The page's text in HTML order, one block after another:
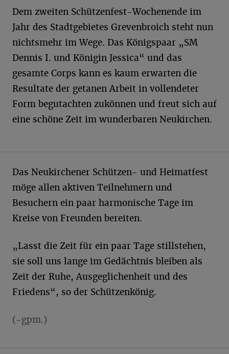
Dem zweiten Schützenfest-Wochenende im
Jahr des Stadtgebietes Grevenbroich steht nun
nichtsmehr im Wege. Das Königspaar „SM
Dennis I. und Königin Jessica“ und das
gesamte Corps kann es kaum erwarten die
Resultate der getanen Arbeit in vollendeter
Form begutachten zukönnen und freut sich auf
eine schöne Zeit im wunderbaren Neukirchen.
Das Neukirchener Schützen- und Heimatfest
möge allen aktiven Teilnehmern und
Besuchern ein paar harmonische Tage im
Kreise von Freunden bereiten.
„Lasst die Zeit für ein paar Tage stillstehen,
sie soll uns lange im Gedächtnis bleiben als
Zeit der Ruhe, Ausgeglichenheit und des
Friedens“, so der Schützenkönig.
(-gpm.)